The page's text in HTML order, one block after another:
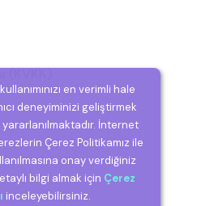
en verimli hale
deneyiminizi geliştirmek
İnternet
Çerez Politikamız ile
onay verdiğiniz
bilgi almak için Çerez
inceleyebilirsiniz.